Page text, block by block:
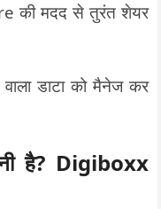
की मदद से तुरंत शेयर
वाला डाटा को मैनेज कर
है? Digiboxx